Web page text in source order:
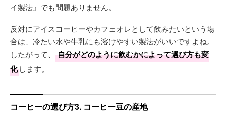
イ製法』でも問題ありません。
反対にアイスコーヒーやカフェオレとして飲みたいという場
合は、冷たい水や牛乳にも溶けやすい製法がいいですよね。
したがって、
自分がどのように飲むかによって選び方も変
化 します。
コーヒーの選び方3. コーヒー豆の産地